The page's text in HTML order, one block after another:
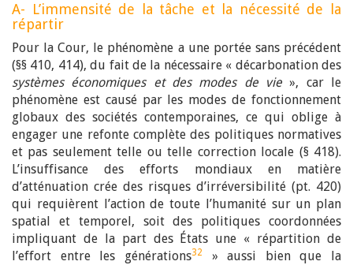
A- L’immensité de la tâche et la nécessité de la
répartir
Pour la Cour, le phénomène a une portée sans précédent
(§§ 410, 414), du fait de la nécessaire « décarbonation des
systèmes économiques et des modes de vie», car le
phénomène est causé par les modes de fonctionnement
globaux des sociétés contemporaines, ce qui oblige à
engager une refonte complète des politiques normatives
et pas seulement telle ou telle correction locale (§ 418).
L’insuffisance des efforts mondiaux en matière
d’atténuation crée des risques d’irréversibilité (pt. 420)
qui requièrent l’action de toute l’humanité sur un plan
spatial et temporel, soit des politiques coordonnées
impliquant de la part des États une « répartition de
l’effort entre les générations32
» aussi bien que la